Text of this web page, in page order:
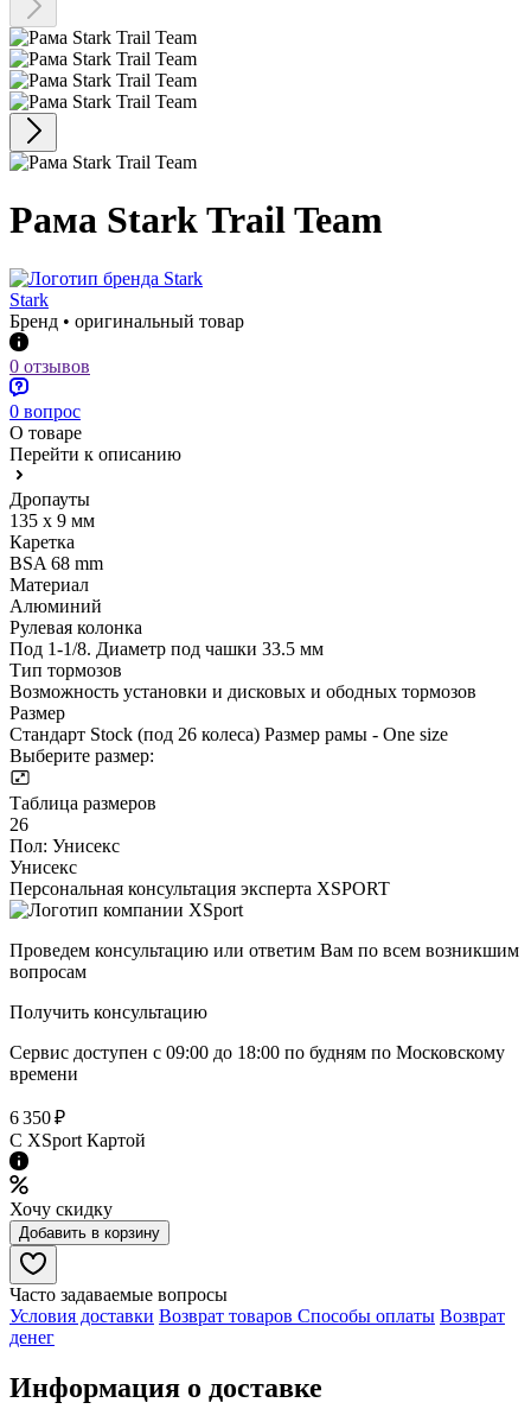
Рама Stark Trail Team
Stark
Бренд • оригинальный товар
0 отзывов
0 вопрос
О товаре
Перейти к описанию
Дропауты
135 х 9 мм
Каретка
BSA 68 mm
Материал
Алюминий
Рулевая колонка
Под 1-1/8. Диаметр под чашки 33.5 мм
Тип тормозов
Возможность установки и дисковых и ободных тормозов
Размер
Стандарт Stock (под 26 колеса) Размер рамы - One size
Выберите размер:
Таблица размеров
26
Пол: Унисекс
Унисекс
Персональная консультация эксперта XSPORT
Проведем консультацию или ответим Вам по всем возникшим
вопросам
Получить консультацию
Сервис доступен с 09:00 до 18:00 по будням по Московcкому
времени
6 350 ₽
C XSport Картой
Хочу скидку
Добавить в корзину
Часто задаваемые вопросы
Условия доставки Возврат товаров Способы оплаты Возврат
денег
Информация о доставке